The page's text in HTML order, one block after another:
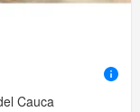
Cauca